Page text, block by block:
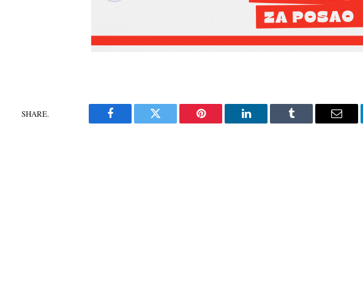
SHARE.
Facebook Twitter Pinterest LinkedIn Tumblr Email